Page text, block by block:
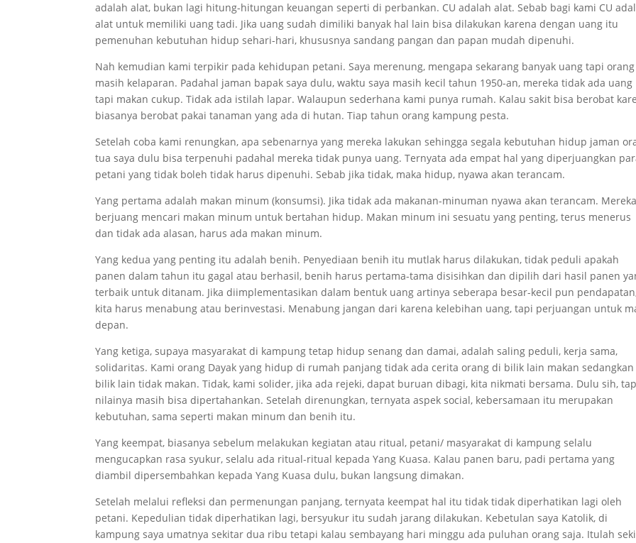
adalah alat, bukan lagi hitung-hitungan keuangan seperti di perbankan. CU adalah alat. Sebab bagi kami CU
alat untuk memiliki uang tadi. Jika uang sudah dimiliki banyak hal lain bisa dilakukan karena dengan uang itu
pemenuhan kebutuhan hidup sehari-hari, khususnya sandang pangan dan papan mudah dipenuhi.
Nah kemudian kami terpikir pada kehidupan petani. Saya merenung, mengapa sekarang banyak uang tapi orang
masih kelaparan. Padahal jaman bapak saya dulu, waktu saya masih kecil tahun 1950-an, mereka tidak ada uang
tapi makan cukup. Tidak ada istilah lapar. Walaupun sederhana kami punya rumah. Kalau sakit bisa berobat
biasanya berobat pakai tanaman yang ada di hutan. Tiap tahun orang kampung pesta.
Setelah coba kami renungkan, apa sebenarnya yang mereka lakukan sehingga segala kebutuhan hidup jaman
tua saya dulu bisa terpenuhi padahal mereka tidak punya uang. Ternyata ada empat hal yang diperjuangkan
petani yang tidak boleh tidak harus dipenuhi. Sebab jika tidak, maka hidup, nyawa akan terancam.
Yang pertama adalah makan minum (konsumsi). Jika tidak ada makanan-minuman nyawa akan terancam. Mereka
berjuang mencari makan minum untuk bertahan hidup. Makan minum ini sesuatu yang penting, terus menerus
dan tidak ada alasan, harus ada makan minum.
Yang kedua yang penting itu adalah benih. Penyediaan benih itu mutlak harus dilakukan, tidak peduli apakah
panen dalam tahun itu gagal atau berhasil, benih harus pertama-tama disisihkan dan dipilih dari hasil panen
terbaik untuk ditanam. Jika diimplementasikan dalam bentuk uang artinya seberapa besar-kecil pun
kita harus menabung atau berinvestasi. Menabung jangan dari karena kelebihan uang, tapi perjuangan untuk
depan.
Yang ketiga, supaya masyarakat di kampung tetap hidup senang dan damai, adalah saling peduli, kerja sama,
solidaritas. Kami orang Dayak yang hidup di rumah panjang tidak ada cerita orang di bilik lain makan
bilik lain tidak makan. Tidak, kami solider, jika ada rejeki, dapat buruan dibagi, kita nikmati bersama. Dulu sih,
nilainya masih bisa dipertahankan. Setelah direnungkan, ternyata aspek social, kebersamaan itu merupakan
kebutuhan, sama seperti makan minum dan benih itu.
Yang keempat, biasanya sebelum melakukan kegiatan atau ritual, petani/ masyarakat di kampung selalu
mengucapkan rasa syukur, selalu ada ritual-ritual kepada Yang Kuasa. Kalau panen baru, padi pertama yang
diambil dipersembahkan kepada Yang Kuasa dulu, bukan langsung dimakan.
Setelah melalui refleksi dan permenungan panjang, ternyata keempat hal itu tidak tidak diperhatikan lagi oleh
petani. Kepedulian tidak diperhatikan lagi, bersyukur itu sudah jarang dilakukan. Kebetulan saya Katolik, di
kampung saya umatnya sekitar dua ribu tetapi kalau sembayang hari minggu ada puluhan orang saja. Itulah